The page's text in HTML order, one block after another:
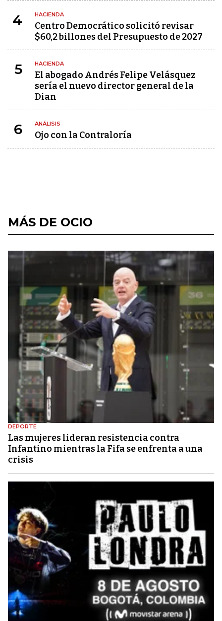
4 HACIENDA
Centro Democrático solicitó revisar
$60,2 billones del Presupuesto de 2027
5 HACIENDA
El abogado Andrés Felipe Velásquez
sería el nuevo director general de la
Dian
6 ANÁLISIS
Ojo con la Contraloría
MÁS DE OCIO
DEPORTE
Las mujeres lideran resistencia contra
Infantino mientras la Fifa se enfrenta a una
crisis